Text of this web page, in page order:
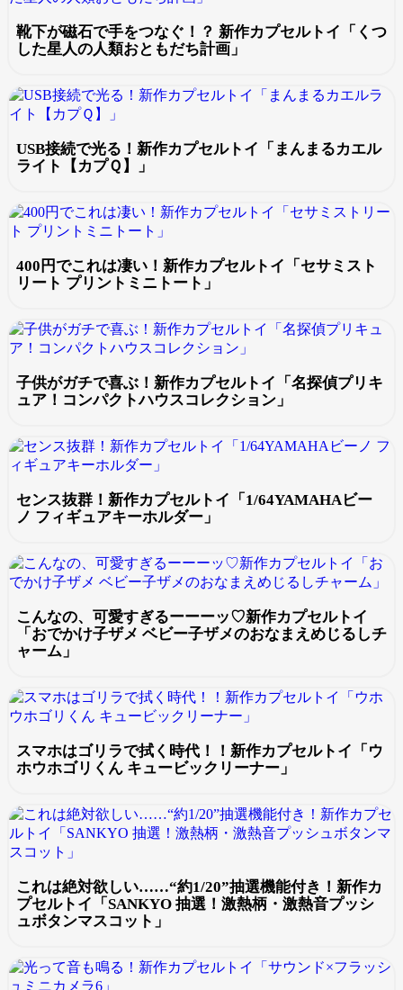
靴下が磁石で手をつなぐ！？ 新作カプセルトイ「くつ
した星人の人類おともだち計画」
USB接続で光る！新作カプセルトイ「まんまるカエル
ライト【カプＱ】」
400円でこれは凄い！新作カプセルトイ「セサミスト
リート プリントミニトート」
子供がガチで喜ぶ！新作カプセルトイ「名探偵プリキ
ュア！コンパクトハウスコレクション」
センス抜群！新作カプセルトイ「1/64YAMAHAビー
ノ フィギュアキーホルダー」
こんなの、可愛すぎるーーーッ♡新作カプセルトイ
「おでかけ子ザメ ベビー子ザメのおなまえめじるしチ
ャーム」
スマホはゴリラで拭く時代！！新作カプセルトイ「ウ
ホウホゴリくん キュービックリーナー」
これは絶対欲しい……“約1/20”抽選機能付き！新作カ
プセルトイ「SANKYO 抽選！激熱柄・激熱音プッシ
ュボタンマスコット」